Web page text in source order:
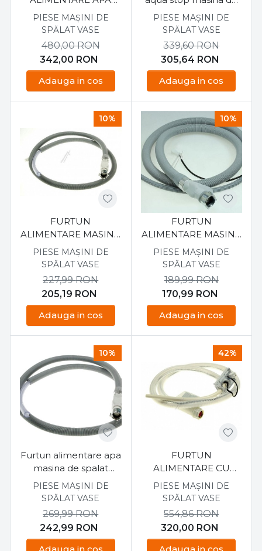
+AQUASTOP PENTRU
MIELE 7638500
PIESE MAȘINI DE
SPĂLAT VASE
342,00 RON
480,00RON
Adauga in cos
spalat vase Bosch
SPS53E08EU
PIESE MAȘINI DE
SPĂLAT VASE
305,64 RON
339,60RON
Adauga in cos
10%
FURTUN
ALIMENTARE MASINA
DE SPALAT VASE
BEKO 10.0390.56
PIESE MAȘINI DE
SPĂLAT VASE
205,19 RON
227,99RON
Adauga in cos
10%
FURTUN
ALIMENTARE MASINA
DE VASE WIRLPOOL,
482000023524
PIESE MAȘINI DE
SPĂLAT VASE
170,99 RON
189,99RON
Adauga in cos
10%
Furtun alimentare apa
masina de spalat
Gorenje
PIESE MAȘINI DE
SPĂLAT VASE
242,99 RON
269,99RON
42%
FURTUN
ALIMENTARE CU
AQUASTOP MASINA
DE VASE BOSCH /
PIESE MAȘINI DE
SPĂLAT VASE
320,00 RON
554,86RON